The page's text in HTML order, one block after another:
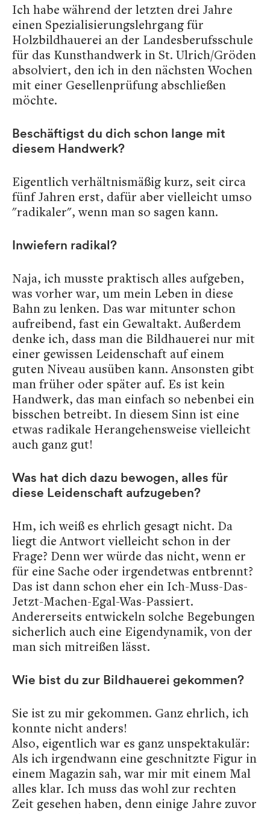
Ich habe während der letzten drei Jahre
einen Spezialisierungslehrgang für
Holzbildhauerei an der Landesberufsschule
für das Kunsthandwerk in St. Ulrich/Gröden
absolviert, den ich in den nächsten Wochen
mit einer Gesellenprüfung abschließen
möchte.
Beschäftigst du dich schon lange mit
diesem Handwerk?
Eigentlich verhältnismäßig kurz, seit circa
fünf Jahren erst, dafür aber vielleicht umso
"radikaler", wenn man so sagen kann.
Inwiefern radikal?
Naja, ich musste praktisch alles aufgeben,
was vorher war, um mein Leben in diese
Bahn zu lenken. Das war mitunter schon
aufreibend, fast ein Gewaltakt. Außerdem
denke ich, dass man die Bildhauerei nur mit
einer gewissen Leidenschaft auf einem
guten Niveau ausüben kann. Ansonsten gibt
man früher oder später auf. Es ist kein
Handwerk, das man einfach so nebenbei ein
bisschen betreibt. In diesem Sinn ist eine
etwas radikale Herangehensweise vielleicht
auch ganz gut!
Was hat dich dazu bewogen, alles für
diese Leidenschaft aufzugeben?
Hm, ich weiß es ehrlich gesagt nicht. Da
liegt die Antwort vielleicht schon in der
Frage? Denn wer würde das nicht, wenn er
für eine Sache oder irgendetwas entbrennt?
Das ist dann schon eher ein Ich-Muss-Das-
Jetzt-Machen-Egal-Was-Passiert.
Andererseits entwickeln solche Begebungen
sicherlich auch eine Eigendynamik, von der
man sich mitreißen lässt.
Wie bist du zur Bildhauerei gekommen?
Sie ist zu mir gekommen. Ganz ehrlich, ich
konnte nicht anders!
Also, eigentlich war es ganz unspektakulär:
Als ich irgendwann eine geschnitzte Figur in
einem Magazin sah, war mir mit einem Mal
alles klar. Ich muss das wohl zur rechten
Zeit gesehen haben, denn einige Jahre zuvor